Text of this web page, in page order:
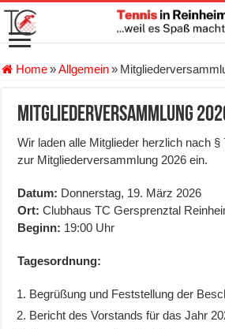
Home»Allgemein»
Mitgliederversammlung
Wir laden alle Mitglieder herzlich nach
zur Mitgliederversammlung 2026 ein.
Datum: Donnerstag, 19. März 2026
Ort: Clubhaus TC Gersprenztal
Beginn: 19:00 Uhr
Tagesordnung:
Begrüßung und Feststellung der
Bericht des Vorstands für das Jahr